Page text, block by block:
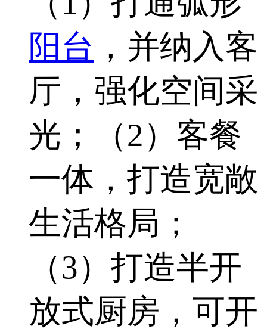
阳台 ，并纳入客
厅，强化空间采
光；（2）客餐
一体，打造宽敞
生活格局；
（3）打造半开
放式厨房，可开